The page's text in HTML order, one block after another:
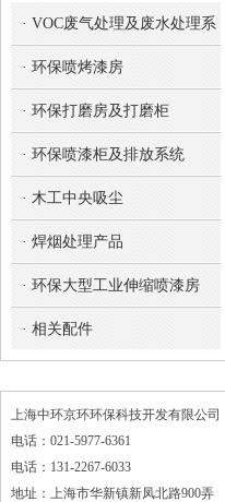
· VOC废气处理及废水处理系统
· 环保喷烤漆房
· 环保打磨房及打磨柜
· 环保喷漆柜及排放系统
· 木工中央吸尘
· 焊烟处理产品
· 环保大型工业伸缩喷漆房
· 相关配件
上海中环京环环保科技开发有限公司
电话：021-5977-6361
电话：131-2267-6033
地址：上海市华新镇新凤北路900弄